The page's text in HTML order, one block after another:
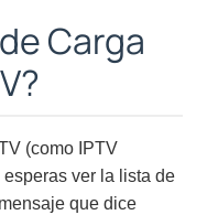
Carga
(como IPTV
ver la lista de
que dice